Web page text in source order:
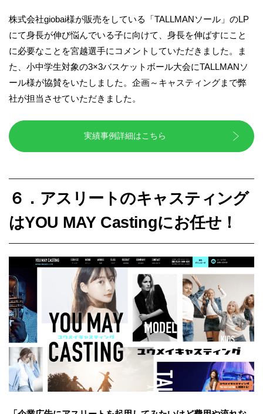
株式会社giobai様が販売をしている「TALLMANソール」のLP
にて身長が伸び悩んでいる子に向けて、身長を伸ばすにこと
に必要なことを宮越選手にコメントしていただきました。ま
た、小中学生対象の3×3バスケットボール大会にTALLMANソ
ール様が協賛をいたしました。企画～キャスティングまで弊
社が担当させていただきました。
実績事例詳細はこちら
６．アスリートのキャスティング
はYOU MAY Castingにお任せ！